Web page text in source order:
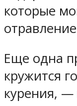
которые
Еще одна
кружится
курения,